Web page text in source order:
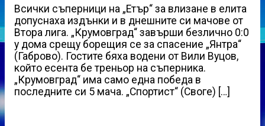
Всички съперници на „Етър“ за влизане в елита
допуснаха издънки и в днешните си мачове от
Втора лига. „Крумовград“ завърши безлично 0:0
у дома срещу борещия се за спасение „Янтра“
(Габрово). Гостите бяха водени от Вили Вуцов,
който есента бе треньор на съперника.
„Крумовград“ има само една победа в
последните си 5 мача. „Спортист“ (Своге) […]